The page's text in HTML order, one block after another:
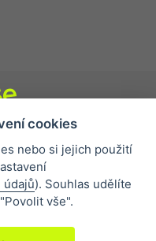
údajů
cookies
nebo si jejich použití
údajů). Souhlas udělíte
vše".